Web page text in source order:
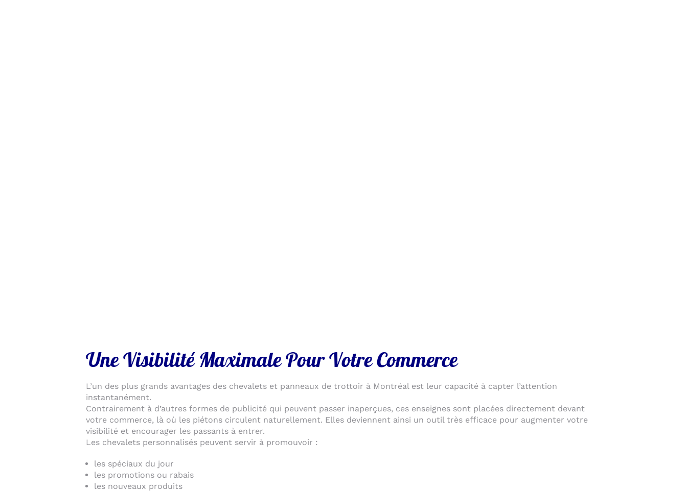
Une Visibilité Maximale Pour Votre Commerce
L’un des plus grands avantages des chevalets et panneaux de trottoir à Montréal est leur capacité à capter l’attention
instantanément.
Contrairement à d’autres formes de publicité qui peuvent passer inaperçues, ces enseignes sont placées directement devant
votre commerce, là où les piétons circulent naturellement. Elles deviennent ainsi un outil très efficace pour augmenter votre
visibilité et encourager les passants à entrer.
Les chevalets personnalisés peuvent servir à promouvoir :
les spéciaux du jour
les promotions ou rabais
les nouveaux produits